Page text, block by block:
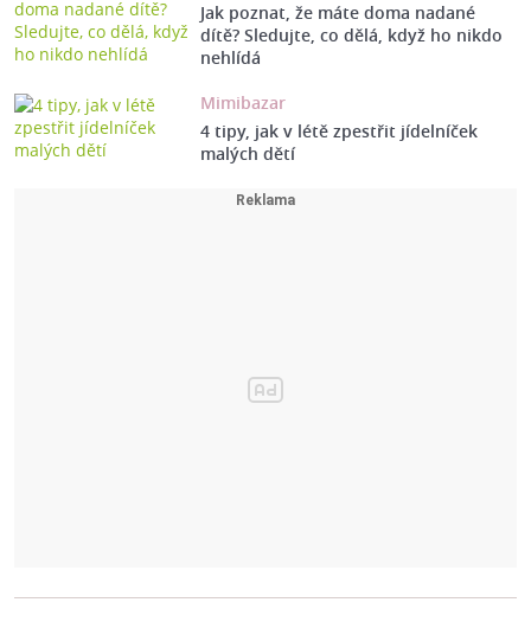
Jak poznat, že máte doma nadané
dítě? Sledujte, co dělá, když ho nikdo
nehlídá
Mimibazar
4 tipy, jak v létě zpestřit jídelníček
malých dětí